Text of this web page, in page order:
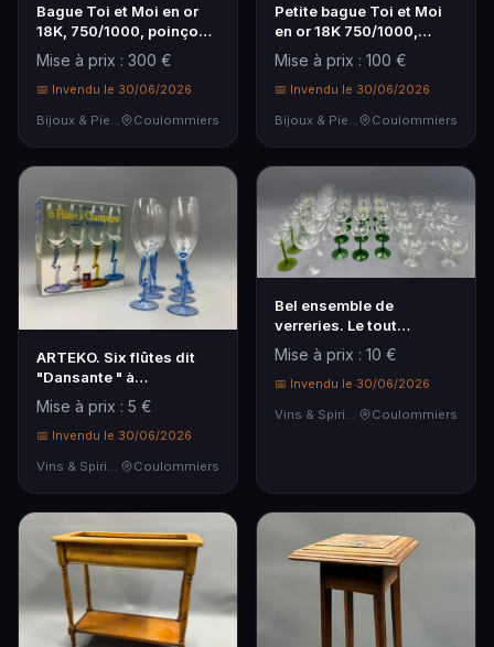
Bague Toi et Moi en or
18K, 750/1000, poinçon
Hibou sertie d…
Mise à prix : 300 €
📅 Invendu le 30/06/2026
Bijoux & Pierres Précieuses
Coulommiers
Petite bague Toi et Moi
en or 18K 750/1000,
poinçon Hibou se…
Mise à prix : 100 €
📅 Invendu le 30/06/2026
Bijoux & Pierres Précieuses
Coulommiers
ARTEKO. Six flûtes dit
"Dansante " à
champagne.
Mise à prix : 5 €
📅 Invendu le 30/06/2026
Vins & Spiritueux
Coulommiers
Bel ensemble de
verreries. Le tout
comprenant 5 verres à
Bor…
Mise à prix : 10 €
📅 Invendu le 30/06/2026
Vins & Spiritueux
Coulommiers